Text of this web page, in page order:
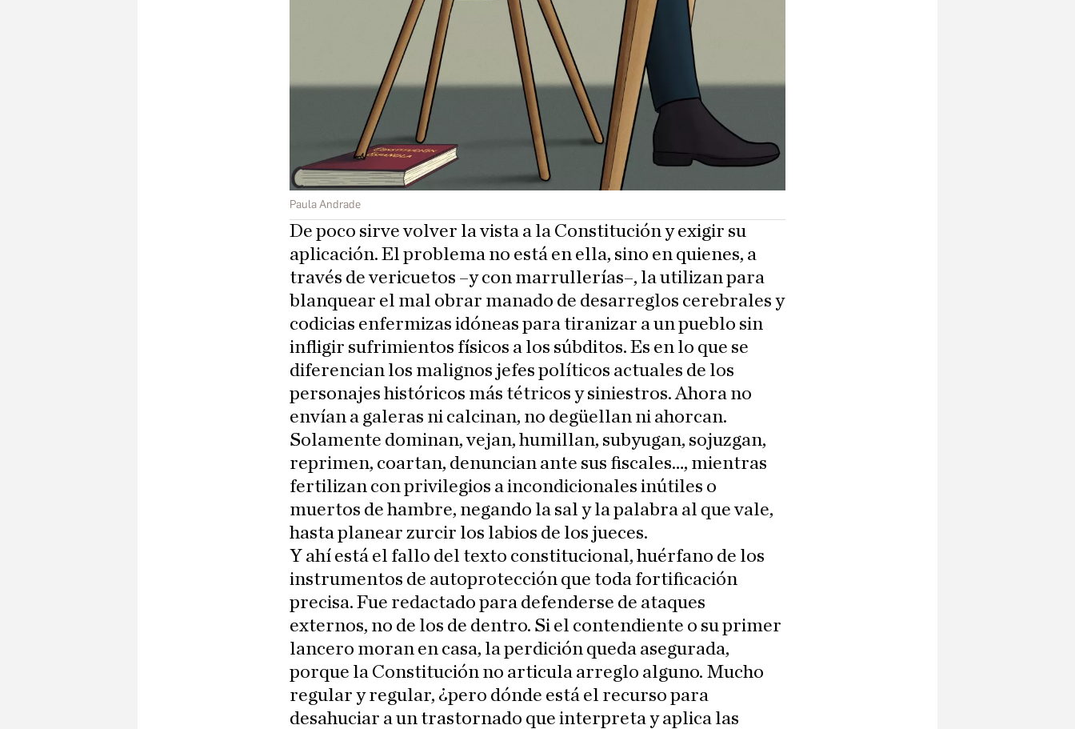
Paula Andrade
De poco sirve volver la vista a la Constitución y exigir su
aplicación. El problema no está en ella, sino en quienes, a
través de vericuetos –y con marrullerías–, la utilizan para
blanquear el mal obrar manado de desarreglos cerebrales y
codicias enfermizas idóneas para tiranizar a un pueblo sin
infligir sufrimientos físicos a los súbditos. Es en lo que se
diferencian los malignos jefes políticos actuales de los
personajes históricos más tétricos y siniestros. Ahora no
envían a galeras ni calcinan, no degüellan ni ahorcan.
Solamente dominan, vejan, humillan, subyugan, sojuzgan,
reprimen, coartan, denuncian ante sus fiscales…, mientras
fertilizan con privilegios a incondicionales inútiles o
muertos de hambre, negando la sal y la palabra al que vale,
hasta planear zurcir los labios de los jueces.
Y ahí está el fallo del texto constitucional, huérfano de los
instrumentos de autoprotección que toda fortificación
precisa. Fue redactado para defenderse de ataques
externos, no de los de dentro. Si el contendiente o su primer
lancero moran en casa, la perdición queda asegurada,
porque la Constitución no articula arreglo alguno. Mucho
regular y regular, ¿pero dónde está el recurso para
desahuciar a un trastornado que interpreta y aplica las